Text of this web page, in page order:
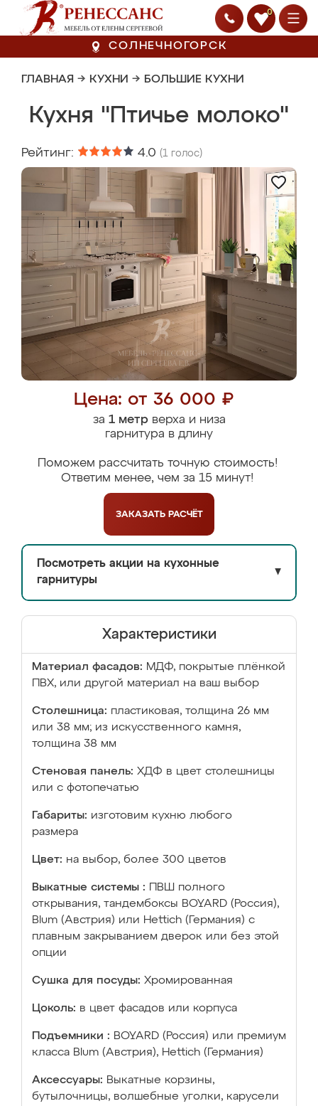
0
СОЛНЕЧНОГОРСК
ГЛАВНАЯ → КУХНИ → БОЛЬШИЕ КУХНИ
Кухня "Птичье молоко"
Рейтинг: 4.0 (1 голос)
Цена: от 36 000 ₽
за 1 метрверха и низа
гарнитура в длину
Поможем рассчитать точную стоимость!
Ответим менее, чем за 15 минут!
ЗАКАЗАТЬ РАСЧЁТ
Посмотреть акции на кухонные
гарнитуры
▼
Характеристики
Материал фасадов: МДФ, покрытые плёнкой
ПВХ, или другой материал на ваш выбор
Столешница: пластиковая, толщина 26 мм
или 38 мм; из искусственного камня,
толщина 38 мм
Стеновая панель: ХДФ в цвет столешницы
или с фотопечатью
Габариты: изготовим кухню любого
размера
Цвет: на выбор, более 300 цветов
Выкатные системы :
ПВШ полного
открывания, тандембоксы BOYARD (Россия),
Blum (Австрия) или Hettich (Германия) с
плавным закрыванием дверок или без этой
опции
Сушка для посуды: Хромированная
Цоколь: в цвет фасадов или корпуса
Подъемники : BOYARD (Россия) или премиум
класса Blum (Австрия), Hettich (Германия)
Аксессуары: Выкатные корзины,
бутылочницы, волшебные уголки, карусели